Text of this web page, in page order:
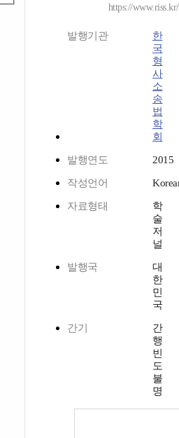
https://
발행기관
한
국
형
사
소
송
법
학
회
발행연도 2015
작성언어
자료형태
학
술
저
널
발행국
대
한
민
국
간기
간
행
빈
도
불
명